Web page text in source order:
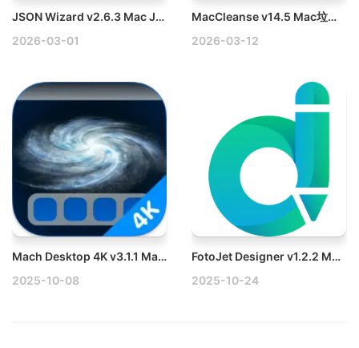
JSON Wizard v2.6.3 Mac JSON数据查看编辑工具破解版
2026-03-01
MacCleanse v14.5 Mac垃圾清理工具破解版
2026-03-12
Mach Desktop 4K v3.1.1 Mac动态壁纸和屏幕保护程序破解版
2025-10-08
FotoJet Designer v1.2.2 Mac图形设计应用破解版
2025-10-24